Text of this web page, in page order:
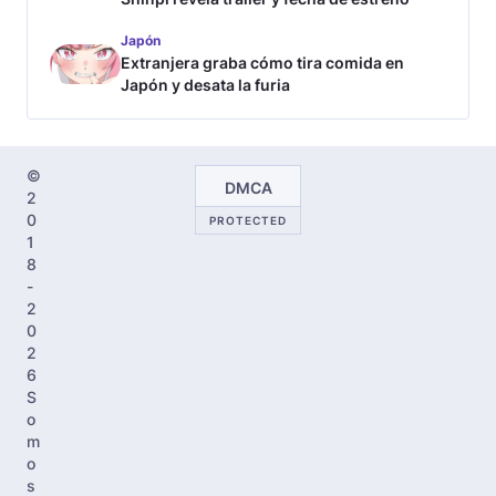
Japón
Extranjera graba cómo tira comida en
Japón y desata la furia
©
2
0
1
8
-
2
0
2
6
S
o
m
o
s
DMCA
PROTECTED